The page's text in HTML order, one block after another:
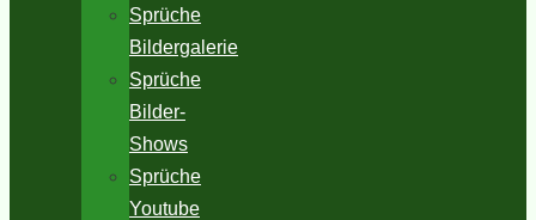
Sprüche
Bildergalerie
Sprüche
Bilder-
Shows
Sprüche
Youtube